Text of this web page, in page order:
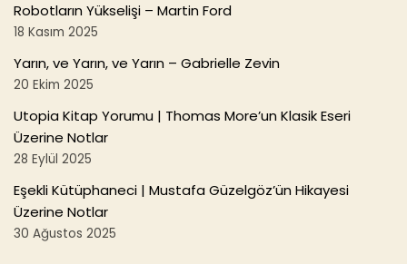
Robotların Yükselişi – Martin Ford
18 Kasım 2025
Yarın, ve Yarın, ve Yarın – Gabrielle Zevin
20 Ekim 2025
Utopia Kitap Yorumu | Thomas More’un Klasik Eseri
Üzerine Notlar
28 Eylül 2025
Eşekli Kütüphaneci | Mustafa Güzelgöz’ün Hikayesi
Üzerine Notlar
30 Ağustos 2025